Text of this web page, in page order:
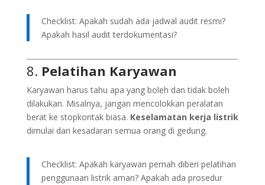
Checklist: Apakah sudah ada jadwal audit resmi?
Apakah hasil audit terdokumentasi?
8. Pelatihan Karyawan
Karyawan harus tahu apa yang boleh dan tidak boleh
dilakukan. Misalnya, jangan mencolokkan peralatan
berat ke stopkontak biasa. Keselamatan kerja listrik
dimulai dari kesadaran semua orang di gedung.
Checklist: Apakah karyawan pernah diberi pelatihan
penggunaan listrik aman? Apakah ada prosedur